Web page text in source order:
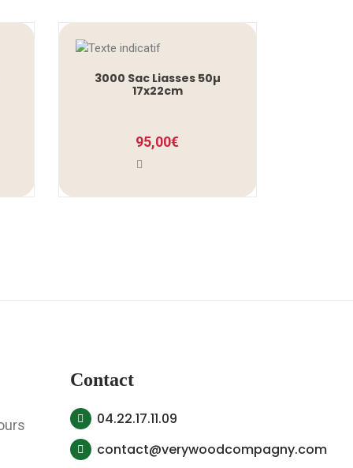
3000 Sac Liasses 50µ
17x22cm
95,00€
Contact
04.22.17.11.09
contact@verywoodcompagny.com